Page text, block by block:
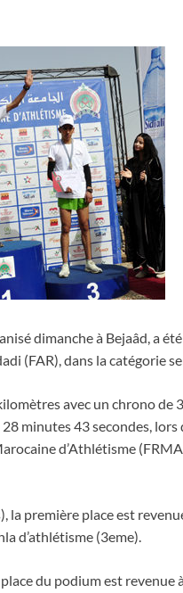
dimanche à Bejaâd, a
(FAR), dans la catégorie
avec un chrono de
minutes 43 secondes,
d’Athlétisme
la première place est
d’athlétisme (3eme).
du podium est revenue